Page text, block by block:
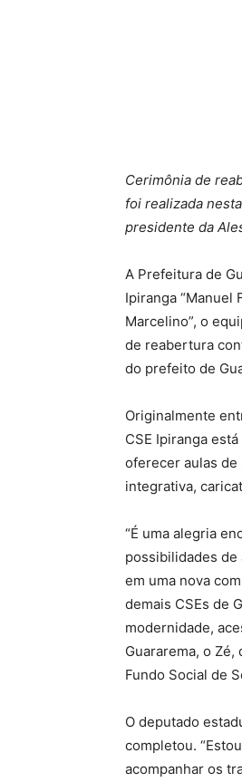
Cerimônia de
foi realizada
presidente da
A Prefeitura de
Ipiranga “Manuel
Marcelino”, o
de reabertura
do prefeito de
Originalmente
CSE Ipiranga
oferecer aulas de
integrativa,
“É uma alegria
possibilidades de
em uma nova
demais CSEs de
modernidade,
Guararema, o
Fundo Social de
O deputado
completou.
acompanhar os